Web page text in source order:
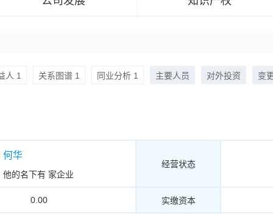
人 1 关系图谱 1 同业分析 1 主要人员 对外投资 变
何华
他的名下有 家企业
经营状态
0.00 实缴资本